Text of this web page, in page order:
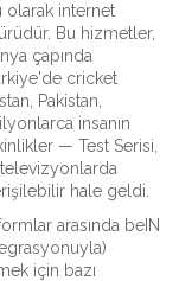
olarak internet
. Bu hizmetler,
çapında
cricket
Pakistan,
insanın
— Test Serisi,
hale geldi.
arasında beIN
için bazı